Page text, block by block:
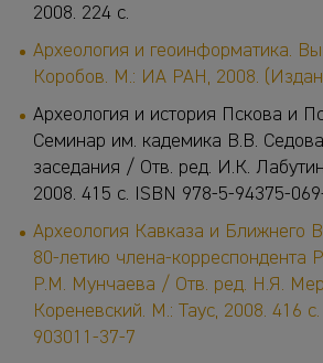
2008. 224 с.
Археология и геоинформатика.
Коробов. М.: ИА РАН, 2008.
Археология и история Пскова и
Семинар им. кадемика В.В.
заседания / Отв. ред. И.К.
2008. 415 с. ISBN 978-5-94375-
Археология Кавказа и Ближнего
80-летию члена-корреспондента
Р.М. Мунчаева / Отв. ред. Н.Я.
Кореневский. М.: Таус, 2008. 416
903011-37-7